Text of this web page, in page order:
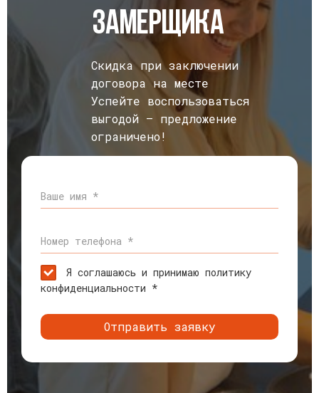
замерщика
Скидка при заключении
договора на месте
Успейте воспользоваться
выгодой — предложение
ограничено!
Ваше имя *
Номер телефона *
Я соглашаюсь и принимаю политику
конфиденциальности *
Отправить заявку